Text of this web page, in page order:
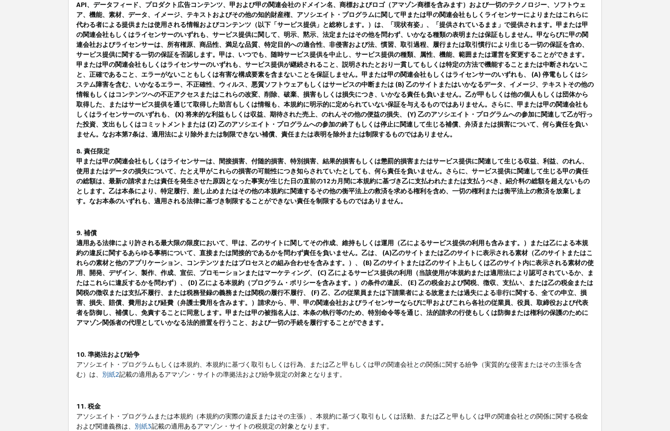
API、データフィード、プロダクト広告コンテンツ、甲および甲の関連会社のドメイン名、商標およびロゴ（アマゾン商標を含みます）および一切のテクノロジー、ソフトウェ
ア、機能、素材、データ、イメージ、テキストおよびその他の知的財産権、アソシエイト・プログラムに関して甲または甲の関連会社もしくライセンサーによりまたはこれらに
代わる者による提供または使用される情報およびコンテンツ（以下「サービス提供」と総称します。）は、「現状有姿」、「提供されているまま」で提供されます。甲または甲
の関連会社もしくはライセンサーのいずれも、サービス提供に関して、明示、黙示、法定またはその他を問わず、いかなる種類の表明または保証もしません。甲ならびに甲の関
連会社およびライセンサーは、所有権原、商品性、満足な品質、特定目的への適合性、非侵害および法、慣習、取引過程、履行または取引慣行により生じる一切の保証を含め、
サービス提供に関する一切の保証を否認します。甲は、いつでも、随時サービス提供を中止し、サービス提供の種類、属性、機能、範囲または運営を変更することができます。
甲または甲の関連会社もしくはライセンサーのいずれも、サービス提供が継続されること、説明されたとおり一貫してもしくは特定の方法で機能することまたは中断されないこ
と、正確であること、エラーがないこともしくは有害な構成要素を含まないことを保証しません。甲または甲の関連会社もしくはライセンサーのいずれも、 (A) 停電もしくはシ
ステム障害を含む、いかなるエラー、不正確性、ウィルス、悪質ソフトウェアもしくはサービスの中断または (B) 乙のサイトまたはいかなるデータ、イメージ、テキストその他の
情報もしくはコンテンツへの不正アクセスまたはこれらの改変、削除、破棄、損害もしくは損失につき、いかなる責任も負いません。乙が甲もしくは他の個人もしくは団体から
取得した、またはサービス提供を通じて取得した助言もしくは情報も、本規約に明示的に定められていない保証を与えるものではありません。さらに、甲または甲の関連会社も
しくはライセンサーのいずれも、 (X) 将来的な利益もしくは収益、期待された売上、のれんその他の便益の損失、 (Y) 乙のアソシエイト・プログラムへの参加に関連して乙が行っ
た投資、支出もしくはコミットメントまたは (Z) 乙のアソシエイト・プログラムへの参加の終了もしくは停止に関連して生じる補償、弁済または損害について、何ら責任を負い
ません。なお本第7条は、適用法により除外または制限できない補償、責任または表明を除外または制限するものではありません。
8. 責任限定
甲または甲の関連会社もしくはライセンサーは、間接損害、付随的損害、特別損害、結果的損害もしくは懲罰的損害またはサービス提供に関連して生じる収益、利益、のれん、
使用またはデータの損失について、たとえ甲がこれらの損害の可能性につき知らされていたとしても、何ら責任を負いません。さらに、サービス提供に関連して生じる甲の責任
の総額は、最新の請求または責任を発生させた原因となった事実が生じた日の直前の12カ月間に本規約に基づき乙に支払われたまたは支払うべき、紹介料の総額を超えないもの
とします。乙は本条により、特定履行、差し止めまたはその他の本規約に関連するその他の衡平法上の救済を求める権利を含め、一切の権利または衡平法上の救済を放棄しま
す。なお本条のいずれも、適用される法律に基づき制限することができない責任を制限するものではありません。
9. 補償
適用ある法律により許される最大限の限度において、甲は、乙のサイトに関してその作成、維持もしくは運用（乙によるサービス提供の利用も含みます。）または乙による本規
約の違反に関するあらゆる事柄について、直接または間接的であるかを問わず責任を負いません。乙は、 (A)乙のサイトまたは乙のサイトに表示される素材（乙のサイトまたはこ
れらの素材と他のアプリケーション、コンテンツまたはプロセスとの組み合わせを含みます。）、 (B) 乙のサイトまたは乙のサイト上もしくは乙のサイト内に表示される素材の使
用、開発、デザイン、製作、作成、宣伝、プロモーションまたはマーケティング、 (C) 乙によるサービス提供の利用（当該使用が本規約または適用法により認可されているか、ま
たはこれらに違反するかを問わず）、 (D) 乙による本規約（プログラム・ポリシーを含みます。）の条件の違反、 (E) 乙の税金および関税、徴収、支払い、または乙の税金または
関税の徴収または支払不履行、または税務登録の義務または関税の履行不履行、 (F) 乙、乙の従業員または下請業者による故意または過失による非行に関する、全ての申立、損
害、損失、賠償、費用および経費（弁護士費用を含みます。）請求から、甲、甲の関連会社およびライセンサーならびに甲およびこれら各社の従業員、役員、取締役および代表
者を防御し、補償し、免責することに同意します。甲または甲の被指名人は、本条の執行等のため、特別命令等を通じ、法的請求の行使もしくは防御または権利の保護のために
アマゾン関係者の代理としていかなる法的措置を行うこと、および一切の手続を履行することができます。
10. 準拠法および紛争
アソシエイト・プログラムもしくは本規約、本規約に基づく取引もしくは行為、または乙と甲もしくは甲の関連会社との関係に関する紛争（実質的な侵害またはその主張を含
む）は、 別紙2記載の適用あるアマゾン・サイトの準拠法および紛争規定の対象となります。
11. 税金
アソシエイト・プログラムまたは本規約（本規約の実際の違反またはその主張）、本規約に基づく取引もしくは活動、または乙と甲もしくは甲の関連会社との関係に関する税金
および関連義務は、 別紙3記載の適用あるアマゾン・サイトの税規定の対象となります。